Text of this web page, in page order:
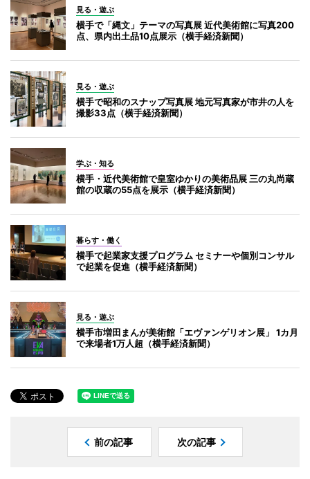
見る・遊ぶ
横手で「縄文」テーマの写真展 近代美術館に写真200
点、県内出土品10点展示（横手経済新聞）
見る・遊ぶ
横手で昭和のスナップ写真展 地元写真家が市井の人を
撮影33点（横手経済新聞）
学ぶ・知る
横手・近代美術館で皇室ゆかりの美術品展 三の丸尚蔵
館の収蔵の55点を展示（横手経済新聞）
暮らす・働く
横手で起業家支援プログラム セミナーや個別コンサル
で起業を促進（横手経済新聞）
見る・遊ぶ
横手市増田まんが美術館「エヴァンゲリオン展」 1カ月
で来場者1万人超（横手経済新聞）
前の記事 次の記事